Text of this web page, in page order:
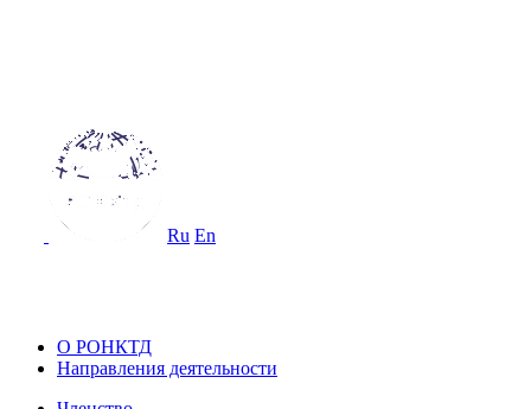
Ru En
О РОНКТД
Направления деятельности